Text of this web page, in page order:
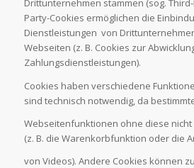
Drittunternehmen stammen (sog.
Party-Cookies ermöglichen die
Dienstleistungen von
Webseiten (z. B. Cookies zur
Zahlungsdienstleistungen).
Cookies haben verschiedene
sind technisch notwendig, da
Webseitenfunktionen ohne diese
(z. B. die Warenkorbfunktion oder die
von Videos). Andere Cookies können